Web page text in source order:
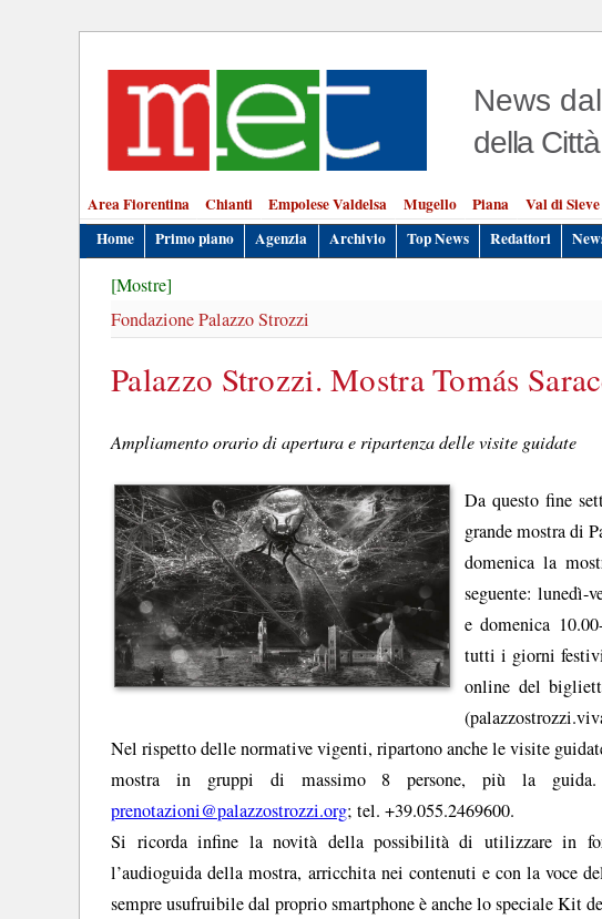
News
della
Area Fiorentina Chianti Empolese Valdelsa Mugello Piana Val di Sieve
Home
Primo piano Agenzia Archivio Top News Redattori
[Mostre]
Fondazione Palazzo Strozzi
Palazzo Strozzi. Mostra Tomás
Ampliamento orario di apertura e ripartenza delle visite guidate
Da questo fine
grande mostra di
domenica la
seguente: lunedì-
e domenica
tutti i giorni festivi
online del
Nel rispetto delle normative vigenti, ripartono anche le visite
mostra in gruppi di massimo 8 persone, più la guida.
prenotazioni@palazzostrozzi.org; tel. +39.055.2469600.
Si ricorda infine la novità della possibilità di utilizzare in
l’audioguida della mostra, arricchita nei contenuti e con la voce
sempre usufruibile dal proprio smartphone è anche lo speciale Kit